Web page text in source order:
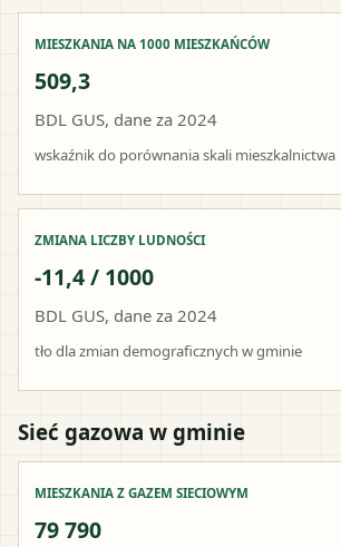
MIESZKANIA NA 1000 MIESZKAŃCÓW
509,3
BDL GUS, dane za 2024
wskaźnik do porównania skali mieszkalnictwa
ZMIANA LICZBY LUDNOŚCI
-11,4 / 1000
BDL GUS, dane za 2024
tło dla zmian demograficznych w gminie
Sieć gazowa w gminie
MIESZKANIA Z GAZEM SIECIOWYM
79 790